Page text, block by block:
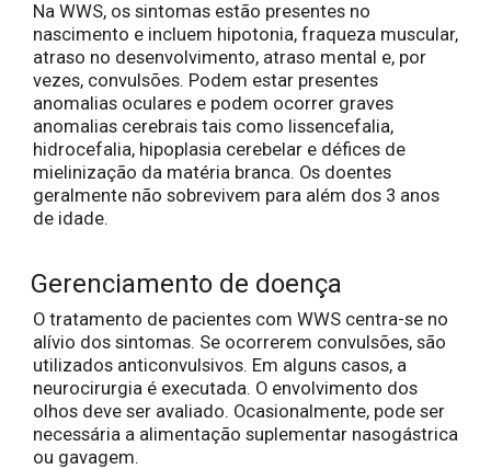
Na WWS, os sintomas estão presentes no
nascimento e incluem hipotonia, fraqueza muscular,
atraso no desenvolvimento, atraso mental e, por
vezes, convulsões. Podem estar presentes
anomalias oculares e podem ocorrer graves
anomalias cerebrais tais como lissencefalia,
hidrocefalia, hipoplasia cerebelar e défices de
mielinização da matéria branca. Os doentes
geralmente não sobrevivem para além dos 3 anos
de idade.
Gerenciamento de doença
O tratamento de pacientes com WWS centra-se no
alívio dos sintomas. Se ocorrerem convulsões, são
utilizados anticonvulsivos. Em alguns casos, a
neurocirurgia é executada. O envolvimento dos
olhos deve ser avaliado. Ocasionalmente, pode ser
necessária a alimentação suplementar nasogástrica
ou gavagem.